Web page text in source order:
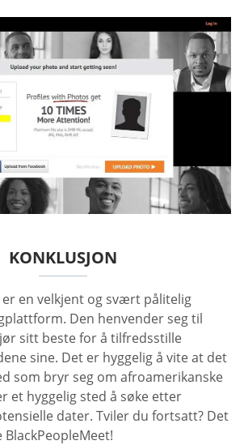
KONKLUSJON
er en velkjent og svært pålitelig
Den henvender seg til
sitt beste for å tilfredsstille
sine. Det er hyggelig å vite at det
som bryr seg om afroamerikanske
et hyggelig sted å søke etter
dater. Tviler du fortsatt? Det